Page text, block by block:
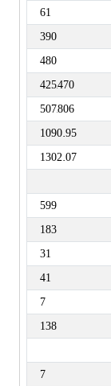
61
390
480
425,470
507,806
1090.95
1302.07
599
183
31
41
7
138
7